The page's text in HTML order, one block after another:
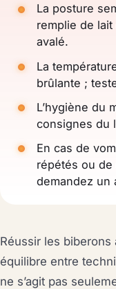
La posture
remplie de lait
avalé.
La
brûlante ;
L’hygiène du
consignes du
En cas de
répétés ou
demandez un
Réussir les biberons
équilibre entre
ne s’agit pas